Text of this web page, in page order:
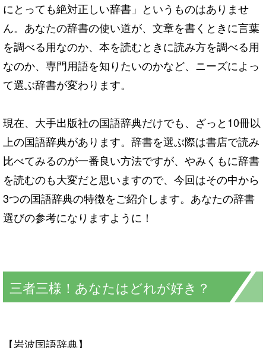
にとっても絶対正しい辞書」というものはありませ
ん。あなたの辞書の使い道が、文章を書くときに言葉
を調べる用なのか、本を読むときに読み方を調べる用
なのか、 専門用語を知りたいのかなど、ニーズによっ
て選ぶ辞書が変わります。
現在、大手出版社の国語辞典だけでも、ざっと10冊以
上の国語辞典があります。辞書を選ぶ際は書店で読み
比べてみるのが一番良い方法ですが、やみくもに辞書
を読むのも大変だと思いますので、今回はその中から
3つの国語辞典の特徴をご紹介します。あなたの辞書
選びの参考になりますように！
三者三様！あなたはどれが好き？
【岩波国語辞典】